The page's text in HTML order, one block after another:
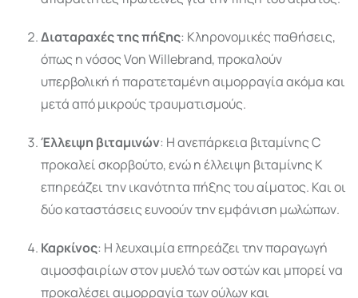
Διαταραχές της πήξης: Κληρονομικές παθήσεις,
όπως η νόσος Von Willebrand, προκαλούν
υπερβολική ή παρατεταμένη αιμορραγία ακόμα και
μετά από μικρούς τραυματισμούς.
Έλλειψη βιταμινών: Η ανεπάρκεια βιταμίνης C
προκαλεί σκορβούτο, ενώ η έλλειψη βιταμίνης K
επηρεάζει την ικανότητα πήξης του αίματος. Και οι
δύο καταστάσεις ευνοούν την εμφάνιση μωλώπων.
Καρκίνος: Η λευχαιμία επηρεάζει την παραγωγή
αιμοσφαιρίων στον μυελό των οστών και μπορεί να
προκαλέσει αιμορραγία των ούλων και